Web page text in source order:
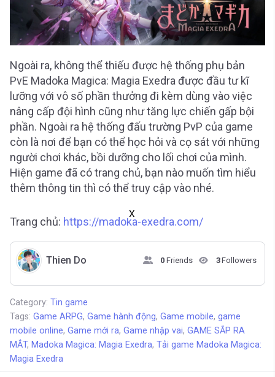
Ngoài ra, không thể thiếu được hệ thống phụ bản
PvE Madoka Magica: Magia Exedra được đầu tư kĩ
lưỡng với vô số phần thưởng đi kèm dùng vào việc
nâng cấp đội hình cũng như tăng lực chiến gấp bội
phần. Ngoài ra hệ thống đấu trường PvP của game
còn là nơi để bạn có thể học hỏi và cọ sát với những
người chơi khác, bồi dưỡng cho lối chơi của mình.
Hiện game đã có trang chủ, bạn nào muốn tìm hiểu
thêm thông tin thì có thể truy cập vào nhé.
X
Trang chủ: https://madoka-exedra.com/
Thien Do 0 Friends 3Followers
Category: Tin game
Tags: Game ARPG, Game hành động, Game mobile, game
mobile online, Game mới ra, Game nhập vai, GAME SẮP RA
MẮT, Madoka Magica: Magia Exedra, Tải game Madoka Magica:
Magia Exedra